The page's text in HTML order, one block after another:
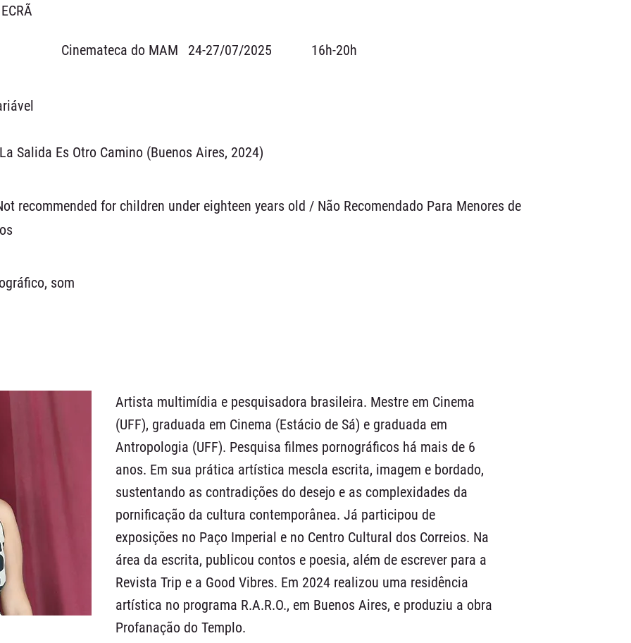
Cinemateca do MAM 24-27/07/2025 16h-20h
Salida Es Otro Camino (Buenos Aires, 2024)
recommended for children under eighteen years old / Não Recomendado Para Menores de
som
Artista multimídia e pesquisadora brasileira. Mestre em Cinema
(UFF), graduada em Cinema (Estácio de Sá) e graduada em
Antropologia (UFF). Pesquisa filmes pornográficos há mais de 6
anos. Em sua prática artística mescla escrita, imagem e bordado,
sustentando as contradições do desejo e as complexidades da
pornificação da cultura contemporânea. Já participou de
exposições no Paço Imperial e no Centro Cultural dos Correios. Na
área da escrita, publicou contos e poesia, além de escrever para a
Revista Trip e a Good Vibres. Em 2024 realizou uma residência
artística no programa R.A.R.O., em Buenos Aires, e produziu a obra
Profanação do Templo.